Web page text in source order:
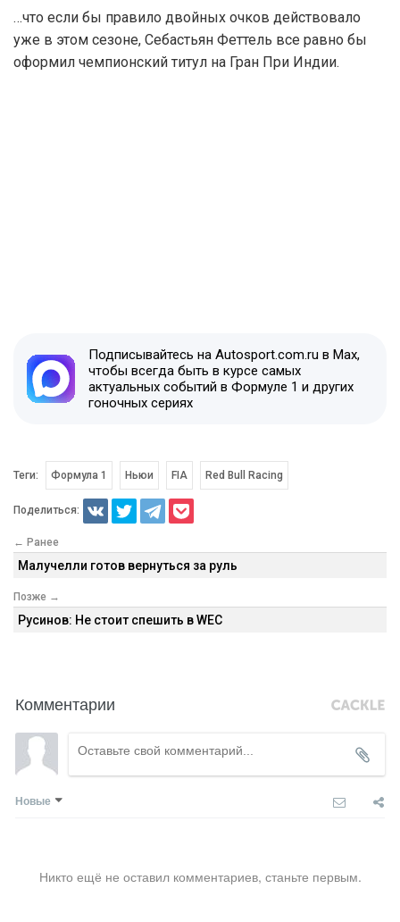
…что если бы правило двойных очков действовало
уже в этом сезоне, Себастьян Феттель все равно бы
оформил чемпионский титул на Гран При Индии.
Подписывайтесь на Autosport.com.ru в Max,
чтобы всегда быть в курсе самых
актуальных событий в Формуле 1 и других
гоночных сериях
Теги: Формула 1 Ньюи FIA Red Bull Racing
Поделиться:
← Ранее
Малучелли готов вернуться за руль
Позже →
Русинов: Не стоит спешить в WEC
Комментарии
Новые
Никто ещё не оставил комментариев, станьте первым.